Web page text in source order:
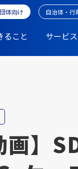
体向け 自治体・行
ること サービス
画】